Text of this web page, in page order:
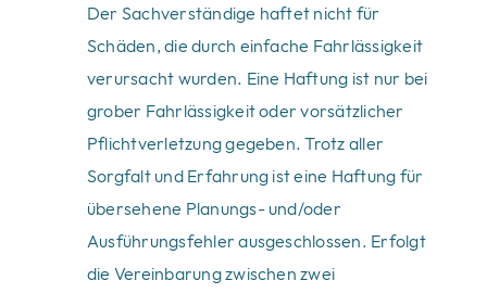
Der Sachverständige haftet nicht für
Schäden, die durch einfache Fahrlässigkeit
verursacht wurden. Eine Haftung ist nur bei
grober Fahrlässigkeit oder vorsätzlicher
Pflichtverletzung gegeben. Trotz aller
Sorgfalt und Erfahrung ist eine Haftung für
übersehene Planungs- und/oder
Ausführungsfehler ausgeschlossen. Erfolgt
die Vereinbarung zwischen zwei